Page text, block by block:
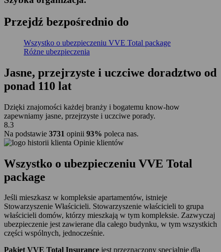
Przejdź bezpośrednio do
Wszystko o ubezpieczeniu VVE Total package
Różne ubezpieczenia
Jasne, przejrzyste i uczciwe doradztwo od
ponad 110 lat
Dzięki znajomości każdej branży i bogatemu know-how
zapewniamy jasne, przejrzyste i uczciwe porady.
8.3
Na podstawie 3731 opinii 93% poleca nas.
Opinie klientów
Wszystko o ubezpieczeniu VVE Total
package
Jeśli mieszkasz w kompleksie apartamentów, istnieje
Stowarzyszenie Właścicieli. Stowarzyszenie właścicieli to grupa
właścicieli domów, którzy mieszkają w tym kompleksie. Zazwyczaj
ubezpieczenie jest zawierane dla całego budynku, w tym wszystkich
części wspólnych, jednocześnie.
Pakiet VVE Total Insurance jest przeznaczony specjalnie dla